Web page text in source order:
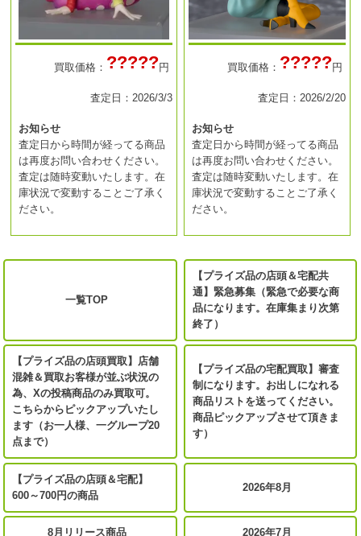
買取価格： ?????円
査定日：2026/3/3
お知らせ
査定日から時間が経ってる商品
は再度お問い合わせください。
査定は随時変動いたします。在
庫状況で変動することご了承く
ださい。
買取価格： ?????円
査定日：2026/2/20
お知らせ
査定日から時間が経ってる商品
は再度お問い合わせください。
査定は随時変動いたします。在
庫状況で変動することご了承く
ださい。
一覧TOP
【プライズ品の店頭＆宅配共
通】緊急募集（緊急で必要な商
品になります。在庫集まり次第
終了）
【プライズ品の店頭買取】店舗
混雑＆買取お客様が並ぶ状況の
為、Xの投稿商品のみ買取可。
こちらからピックアップいたし
ます（お一人様、一グループ20
点まで）
【プライズ品の宅配買取】審査
制になります。お出しになれる
商品リストを送ってください。
商品ピックアップさせて頂きま
す）
【プライズ品の店頭＆宅配】
600～700円の商品
2026年8月
8月リリース商品 2026年7月